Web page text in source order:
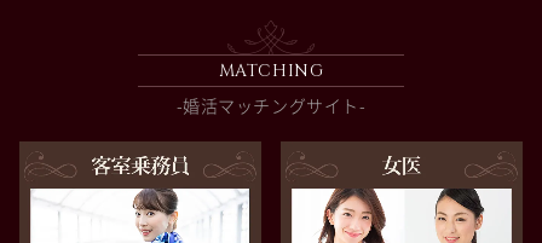
MATCHING
-婚活マッチングサイト-